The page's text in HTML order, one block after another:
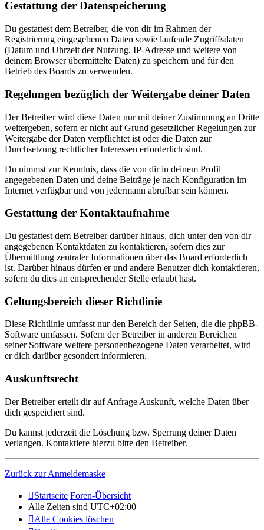
Gestattung der Datenspeicherung
Du gestattest dem Betreiber, die von dir im Rahmen der
Registrierung eingegebenen Daten sowie laufende Zugriffsdaten
(Datum und Uhrzeit der Nutzung, IP-Adresse und weitere von
deinem Browser übermittelte Daten) zu speichern und für den
Betrieb des Boards zu verwenden.
Regelungen bezüglich der Weitergabe deiner Daten
Der Betreiber wird diese Daten nur mit deiner Zustimmung an Dritte
weitergeben, sofern er nicht auf Grund gesetzlicher Regelungen zur
Weitergabe der Daten verpflichtet ist oder die Daten zur
Durchsetzung rechtlicher Interessen erforderlich sind.
Du nimmst zur Kenntnis, dass die von dir in deinem Profil
angegebenen Daten und deine Beiträge je nach Konfiguration im
Internet verfügbar und von jedermann abrufbar sein können.
Gestattung der Kontaktaufnahme
Du gestattest dem Betreiber darüber hinaus, dich unter den von dir
angegebenen Kontaktdaten zu kontaktieren, sofern dies zur
Übermittlung zentraler Informationen über das Board erforderlich
ist. Darüber hinaus dürfen er und andere Benutzer dich kontaktieren,
sofern du dies an entsprechender Stelle erlaubt hast.
Geltungsbereich dieser Richtlinie
Diese Richtlinie umfasst nur den Bereich der Seiten, die die phpBB-
Software umfassen. Sofern der Betreiber in anderen Bereichen
seiner Software weitere personenbezogene Daten verarbeitet, wird
er dich darüber gesondert informieren.
Auskunftsrecht
Der Betreiber erteilt dir auf Anfrage Auskunft, welche Daten über
dich gespeichert sind.
Du kannst jederzeit die Löschung bzw. Sperrung deiner Daten
verlangen. Kontaktiere hierzu bitte den Betreiber.
Zurück zur Anmeldemaske
Startseite Foren-Übersicht
Alle Zeiten sind UTC+02:00
Alle Cookies löschen